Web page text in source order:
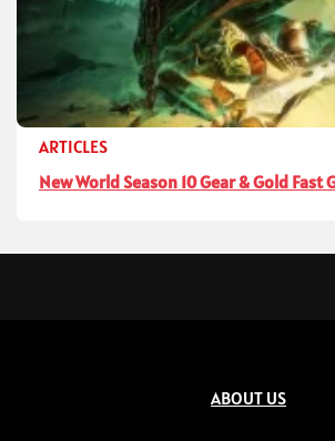
ARTICLES
New World Season 10 Gear & Gold Fast
ABOUT US